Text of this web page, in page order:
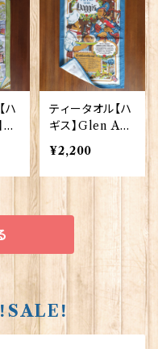
ハ
Gl
ティータオル【ハ
ギス】Glen Ap
pin of Scotlan
d 50001-M(T
T0503)
¥2,200
SALE！